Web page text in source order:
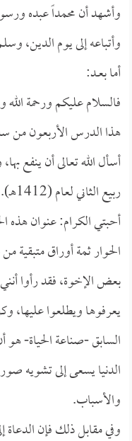
وأشهد أن محمداً عبده
وأتباعه إلى يوم الدين،
أما بعــد:
فالسلام عليكم ورحمة الله
هذا الدرس الأربعون من
أسأل الله تعالى أن ينفع
ربيع الثاني لعام (1412هـ).
أحبتي الكرام: عنوان هذه
الحوار ثمة أوراق متبقية
بعض الإخوة، فقد رأوا
يعرفوها ويطلعوا عليها،
السابق -صناعة الحياة- هو
الدنيا يسعى إلى تشويه
والأسباب.
وفي مقابل ذلك فإن الدعاة